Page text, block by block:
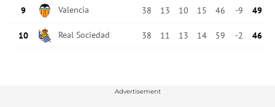
Advertisement